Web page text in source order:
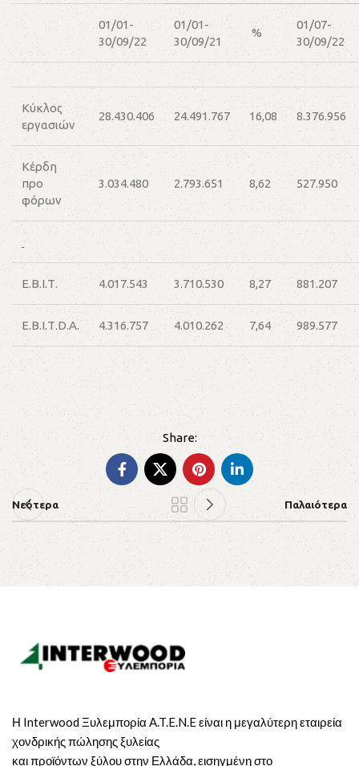
01/01-
30/09/22
01/01-
30/09/21
%
01/07-
30/09/22
Κύκλος
εργασιών
28.430.406 24.491.767 16,08 8.376.956
Κέρδη
προ
φόρων
3.034.480 2.793.651 8,62 527.950
Ε.Β.Ι.Τ. 4.017.543 3.710.530 8,27 881.207
Ε.Β.Ι.Τ.D.A. 4.316.757 4.010.262 7,64 989.577
Νεότερα Παλαιότερα
Η Interwood Ξυλεμπορία A.T.E.N.E είναι η μεγαλύτερη εταιρεία
χονδρικής πώλησης ξυλείας
και προϊόντων ξύλου στην Ελλάδα, εισηγμένη στο